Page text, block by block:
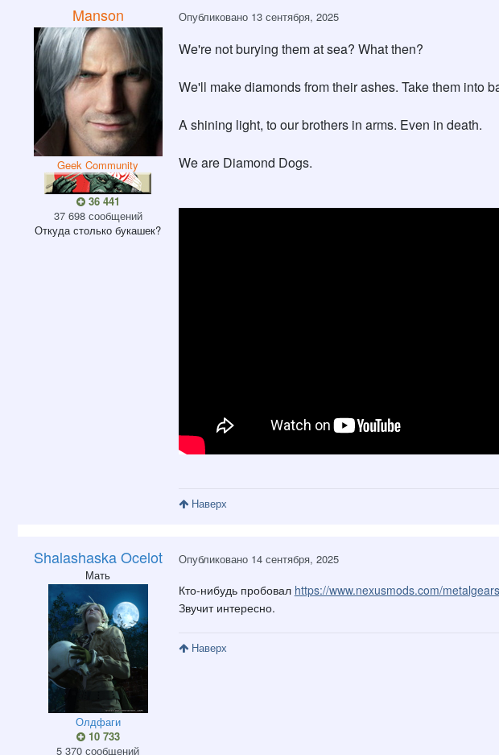
Manson
Geek Community
36 441
37 698 сообщений
Откудастолько букашек?
Опубликовано 13 сентября, 2025
We're not burying them at sea? What then?
We'll make diamonds from their ashes. Take them into
A shining light, to our brothers in arms. Even in death.
We are Diamond Dogs.
Наверх
Shalashaska Ocelot
Мать
Олдфаги
10 733
5 370 сообщений
Опубликовано 14 сентября, 2025
Кто-нибудь пробовал https://www.nexusmods.com/
Звучит интересно.
Наверх